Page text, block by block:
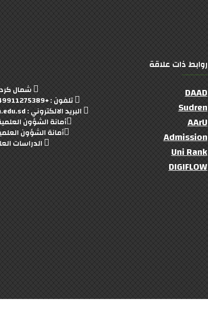
روابط ذات علاقة
DAAD
Sudren
AArU
Admission
Uni Rank
DIGIFLOW
شمال
تلفون : +249911275389 +249912477024
البريد الالكتروني : academic@kordofan.edu.sd
أمانة الشؤون العلمية :
أمانة الشؤون العلمية :
الدراسات العليا :